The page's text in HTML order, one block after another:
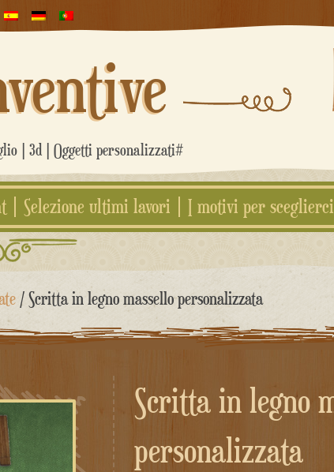
| 3d | Oggetti personalizzati#
Selezione ultimi lavori I motivi per sceglierci
/ Scritta in legno massello personalizzata
Scritta in legno massello
personalizzata